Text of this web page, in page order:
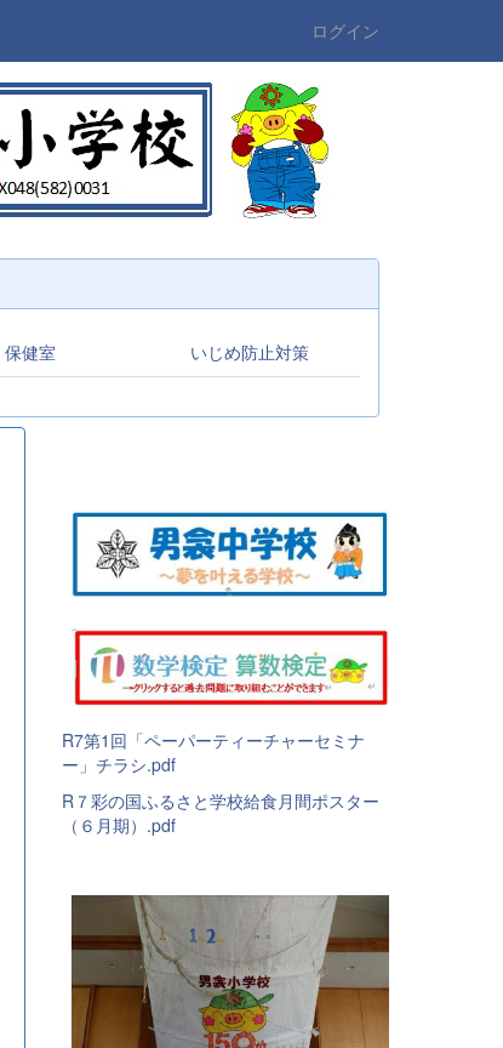
ログイン
保健室 いじめ防止対策
R7第1回「ペーパーティーチャーセミナ
ー」チラシ.pdf
R７彩の国ふるさと学校給食月間ポスター
（６月期）.pdf